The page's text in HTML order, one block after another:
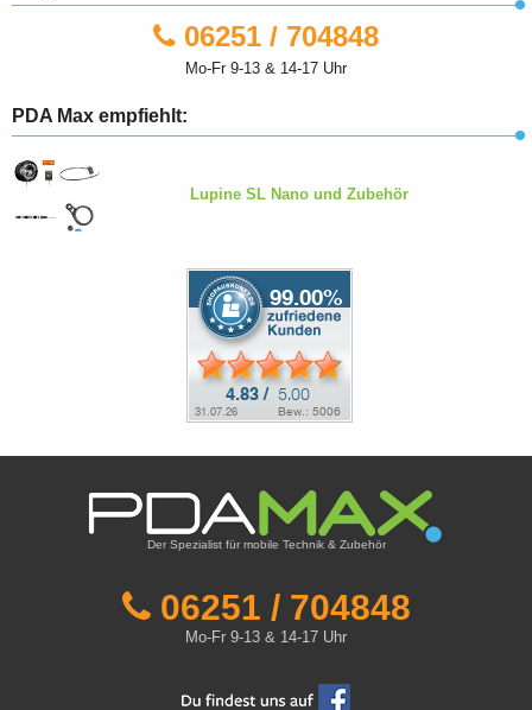
06251 / 704848
Mo-Fr 9-13 & 14-17 Uhr
PDA Max empfiehlt:
Lupine SL Nano und Zubehör
Der Spezialist für mobile Technik & Zubehör
06251 / 704848
Mo-Fr 9-13 & 14-17 Uhr